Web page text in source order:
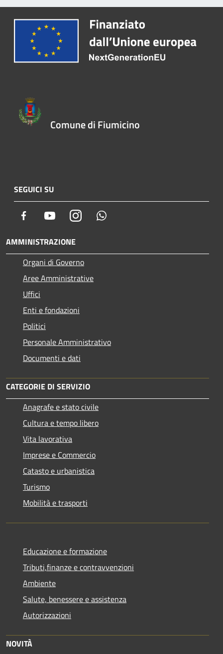
Comune di Fiumicino
SEGUICI SU
Facebook YoutubeInstagram
AMMINISTRAZIONE
Organi di Governo
Aree Amministrative
Uffici
Enti e fondazioni
Politici
Personale Amministrativo
Documenti e dati
CATEGORIE DI SERVIZIO
Anagrafe e stato civile
Cultura e tempo libero
Vita lavorativa
Imprese e Commercio
Catasto e urbanistica
Turismo
Mobilità e trasporti
Educazione e formazione
Tributi,finanze e contravvenzioni
Ambiente
Salute, benessere e assistenza
Autorizzazioni
NOVITÀ